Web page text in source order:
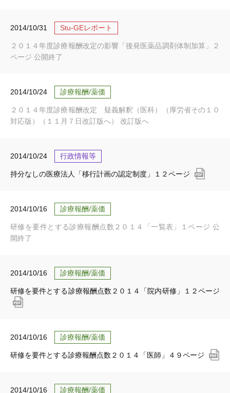
2014/10/31 Stu-GEレポート
２０１４年度診療報酬改定の影響「後発医薬品調剤体制加算」２
ページ 公開終了
2014/10/24 診療報酬/薬価
２０１４年度診療報酬改定 疑義解釈（医科）（厚労省その１０
対応版）（１１月７日改訂版へ） 改訂版へ
2014/10/24 行政情報等
持分なしの医療法人「移行計画の認定制度」１２ページ
2014/10/16 診療報酬/薬価
研修を要件とする診療報酬点数２０１４「一覧表」１ページ 公
開終了
2014/10/16 診療報酬/薬価
研修を要件とする診療報酬点数２０１４「院内研修」１２ページ
2014/10/16 診療報酬/薬価
研修を要件とする診療報酬点数２０１４「医師」４９ページ
2014/10/16 診療報酬/薬価